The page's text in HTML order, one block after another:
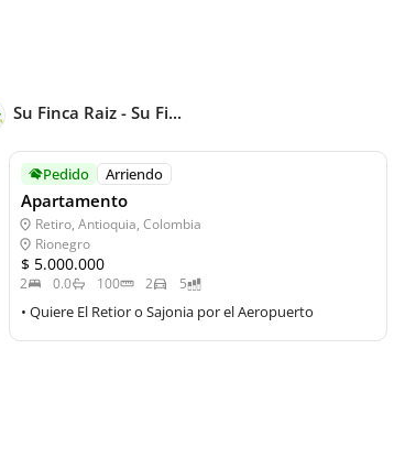
Su Finca Raiz - Su Fi...
Pedido Arriendo
Apartamento
Retiro, Antioquia, Colombia
Rionegro
$ 5.000.000
2 0.0 100 2 5
• Quiere El Retior o Sajonia por el Aeropuerto